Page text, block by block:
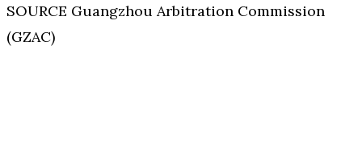
SOURCE Guangzhou Arbitration Commission
(GZAC)